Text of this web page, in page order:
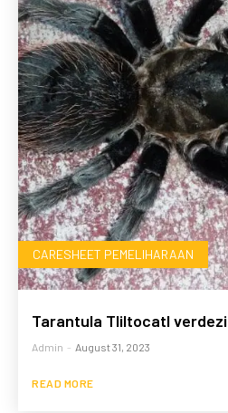
CARESHEET PEMELIHARAAN
Tarantula Tliltocatl verdezi
Admin - August 31, 2023
READ MORE